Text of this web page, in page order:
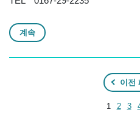
계속
이전
1 2 3